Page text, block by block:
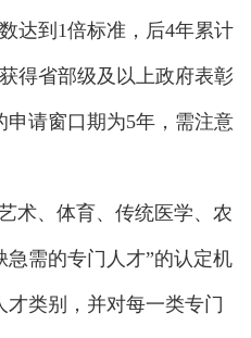
达到1倍标准，后4年累计
得省部级及以上政府表彰
请窗口期为5年，需注意
、体育、传统医学、农
需的专门人才”的认定机
类别，并对每一类专门